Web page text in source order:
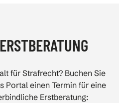
für Strafrecht? Buchen Sie
Portal einen Termin für eine
Erstberatung: